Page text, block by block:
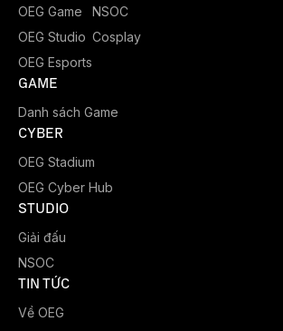
OEG Game
OEG Studio
OEG Esports
NSOC
Cosplay
GAME
Danh sách Game
CYBER
OEG Stadium
OEG Cyber Hub
STUDIO
Giải đấu
NSOC
TIN TỨC
Về OEG